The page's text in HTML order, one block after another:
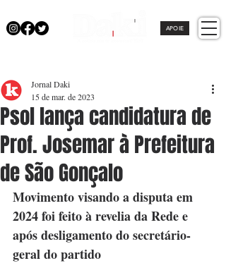
APOIE
Psol lança candidatura de
Prof. Josemar à Prefeitura
de São Gonçalo
Jornal Daki
15 de mar. de 2023
Movimento visando a disputa em
2024 foi feito à revelia da Rede e
após desligamento do secretário-
geral do partido